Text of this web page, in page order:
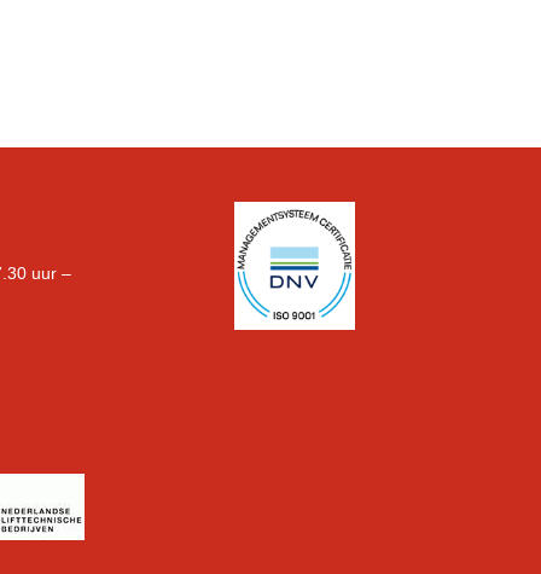
uur –